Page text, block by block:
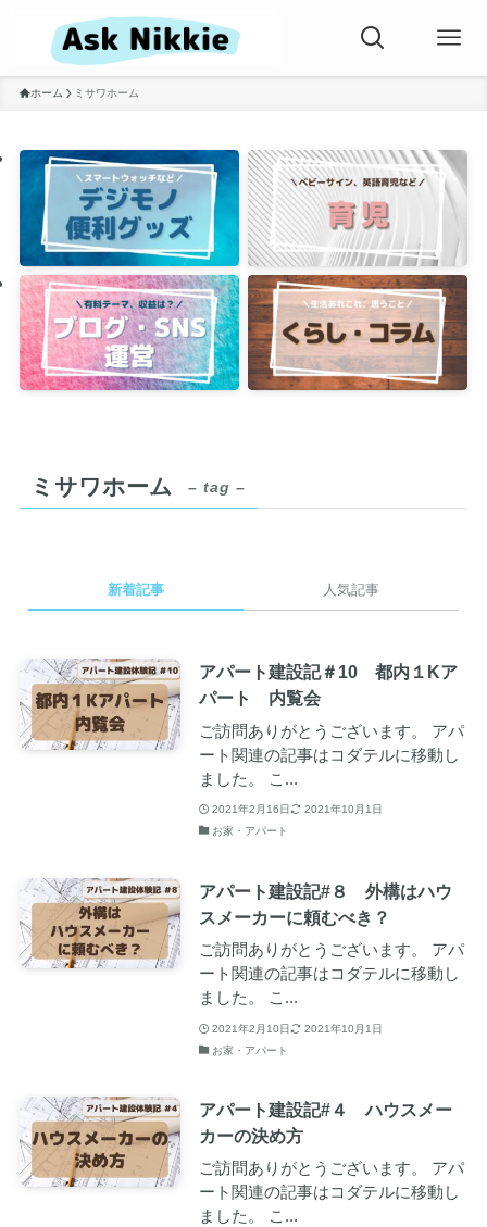
ホーム ミサワホーム
ミサワホーム – tag –
新着記事 人気記事
アパート建設記＃10 都内１Kア
パート 内覧会
ご訪問ありがとうございます。 アパ
ート関連の記事はコダテルに移動し
ました。 こ...
2021年2月16日
2021年10月1日
お家・アパート
アパート建設記#８ 外構はハウ
スメーカーに頼むべき？
ご訪問ありがとうございます。 アパ
ート関連の記事はコダテルに移動し
ました。 こ...
2021年2月10日
2021年10月1日
お家・アパート
アパート建設記#４ ハウスメー
カーの決め方
ご訪問ありがとうございます。 アパ
ート関連の記事はコダテルに移動し
ました。 こ...